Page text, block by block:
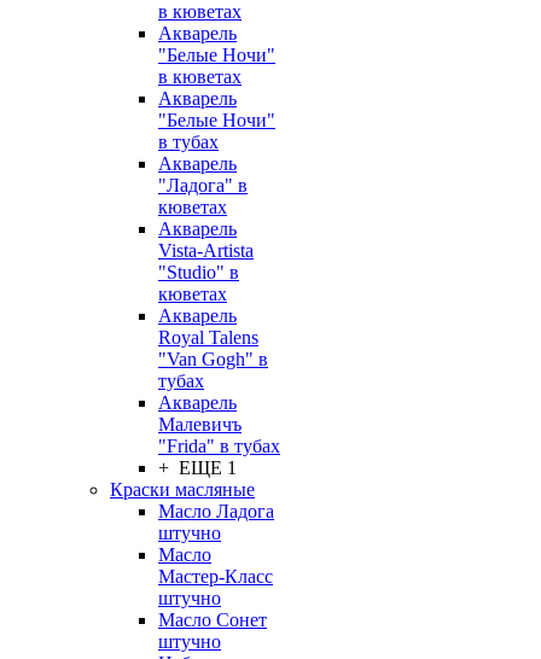
в кюветах
Акварель
"Белые Ночи"
в кюветах
Акварель
"Белые Ночи"
в тубах
Акварель
"Ладога" в
кюветах
Акварель
Vista-Artista
"Studio" в
кюветах
Акварель
Royal Talens
"Van Gogh" в
тубах
Акварель
Малевичъ
"Frida" в тубах
+ ЕЩЕ 1
Краски масляные
Масло Ладога
штучно
Масло
Мастер-Класс
штучно
Масло Сонет
штучно